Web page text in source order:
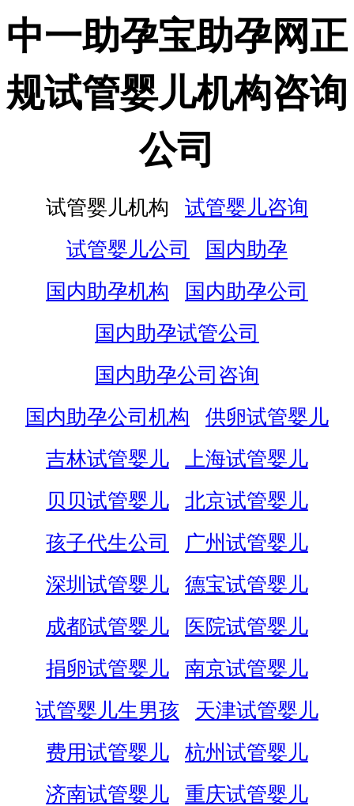
中一助孕宝助孕网正
规试管婴儿机构咨询
公司
试管婴儿机构
试管婴儿咨询
试管婴儿公司
国内助孕
国内助孕机构
国内助孕公司
国内助孕试管公司
国内助孕公司咨询
国内助孕公司机构
供卵试管婴儿
吉林试管婴儿
上海试管婴儿
贝贝试管婴儿
北京试管婴儿
孩子代生公司
广州试管婴儿
深圳试管婴儿
德宝试管婴儿
成都试管婴儿
医院试管婴儿
捐卵试管婴儿
南京试管婴儿
试管婴儿生男孩
天津试管婴儿
费用试管婴儿
杭州试管婴儿
济南试管婴儿
重庆试管婴儿